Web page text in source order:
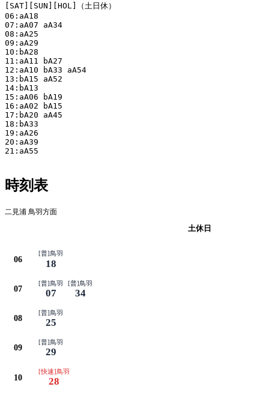
[SAT][SUN][HOL]（土日休）
06:aA18
07:aA07 aA34
08:aA25
09:aA29
10:bA28
11:aA11 bA27
12:aA10 bA33 aA54
13:bA15 aA52
14:bA13
15:aA06 bA19
16:aA02 bA15
17:bA20 aA45
18:bA33
19:aA26
20:aA39
21:aA55
時刻表
二見浦 鳥羽方面
土休日
06
[普]鳥羽
18
07
[普]鳥羽
07
[普]鳥羽
34
08
[普]鳥羽
25
09
[普]鳥羽
29
10
[快速]鳥羽
28